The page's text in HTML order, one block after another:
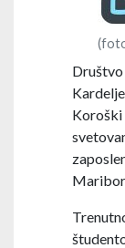
Društvo
Koroški